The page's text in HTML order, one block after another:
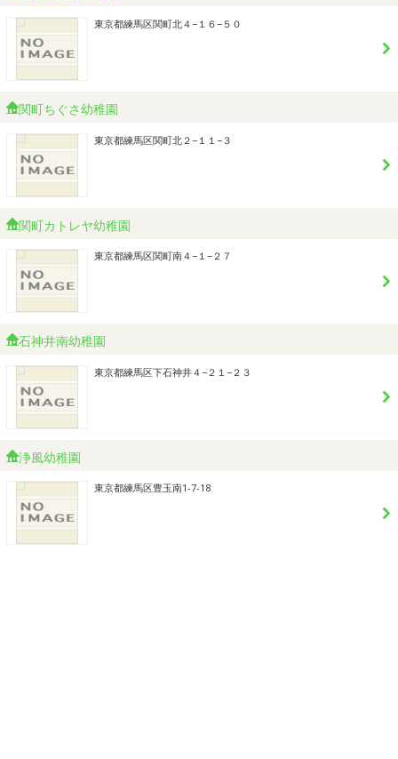
東京都練馬区関町北４−１６−５０
関町ちぐさ幼稚園
東京都練馬区関町北２−１１−３
関町カトレヤ幼稚園
東京都練馬区関町南４−１−２７
石神井南幼稚園
東京都練馬区下石神井４−２１−２３
浄風幼稚園
東京都練馬区豊玉南1-7-18